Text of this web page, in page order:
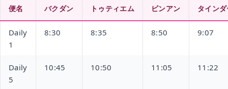
便名 バクダン トゥティエム ビンアン タイン
Daily
1
8:30 8:35 8:50 9:07
Daily
5
10:45 10:50 11:05 11:22